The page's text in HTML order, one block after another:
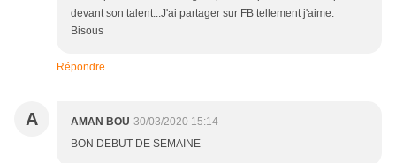
devant son talent...J'ai partager sur FB tellement j'aime.
Bisous
Répondre
A AMAN BOU 30/03/2020 15:14
BON DEBUT DE SEMAINE